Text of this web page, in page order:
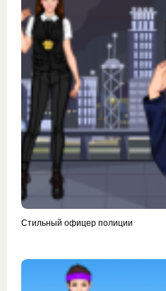
Стильный офицер полиции